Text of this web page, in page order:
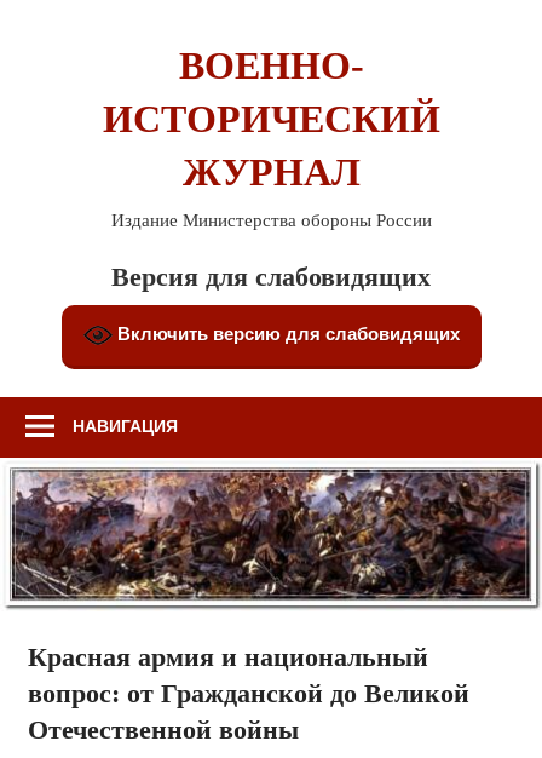
ВОЕННО-
ИСТОРИЧЕСКИЙ
ЖУРНАЛ
Издание Министерства обороны России
Версия для слабовидящих
Включить версию для слабовидящих
НАВИГАЦИЯ
Красная армия и национальный
вопрос: от Гражданской до Великой
Отечественной войны